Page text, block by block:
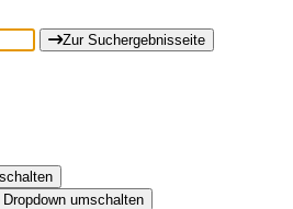
Zur Suchergebnisseite
Dropdown umschalten